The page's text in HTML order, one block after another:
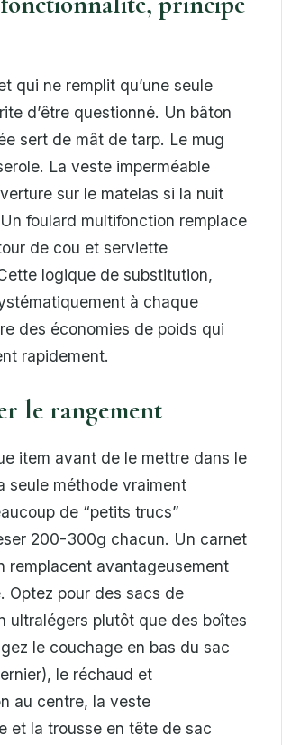
qui ne remplit qu’une seule
d’être questionné. Un bâton
sert de mât de tarp. Le mug
La veste imperméable
sur le matelas si la nuit
foulard multifonction remplace
de cou et serviette
logique de substitution,
à chaque
des économies de poids qui
rapidement.
le rangement
item avant de le mettre dans le
seule méthode vraiment
de “petits trucs”
200-300g chacun. Un carnet
remplacent avantageusement
Optez pour des sacs de
ultralégers plutôt que des boîtes
le couchage en bas du sac
le réchaud et
au centre, la veste
et la trousse en tête de sac